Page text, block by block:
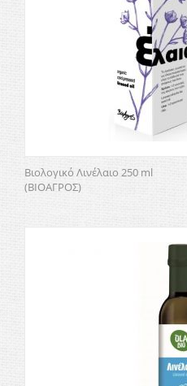
Βιολογικό Λινέλαιο 250 ml
(ΒΙΟΑΓΡΟΣ)